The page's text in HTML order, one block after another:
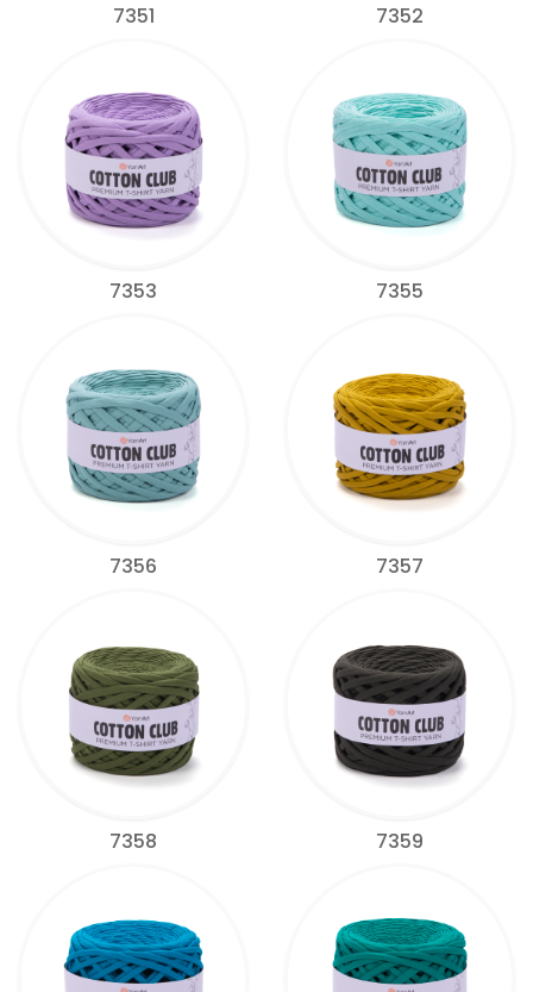
7351 7352
7353 7355
7356 7357
7358 7359